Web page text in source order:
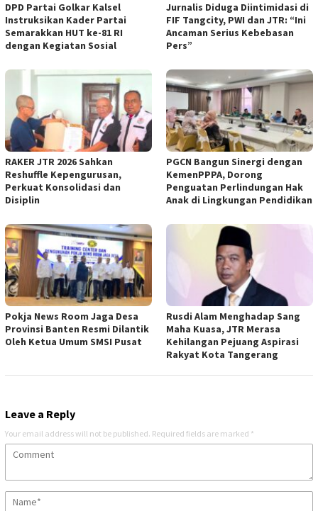
DPD Partai Golkar Kalsel
Instruksikan Kader Partai
Semarakkan HUT ke-81 RI
dengan Kegiatan Sosial
Jurnalis Diduga Diintimidasi di
FIF Tangcity, PWI dan JTR: “Ini
Ancaman Serius Kebebasan
Pers”
RAKER JTR 2026 Sahkan
Reshuffle Kepengurusan,
Perkuat Konsolidasi dan
Disiplin
PGCN Bangun Sinergi dengan
KemenPPPA, Dorong
Penguatan Perlindungan Hak
Anak di Lingkungan Pendidikan
Pokja News Room Jaga Desa
Provinsi Banten Resmi Dilantik
Oleh Ketua Umum SMSI Pusat
Rusdi Alam Menghadap Sang
Maha Kuasa, JTR Merasa
Kehilangan Pejuang Aspirasi
Rakyat Kota Tangerang
Leave a Reply
Your email address will not be published. Required fields are marked *